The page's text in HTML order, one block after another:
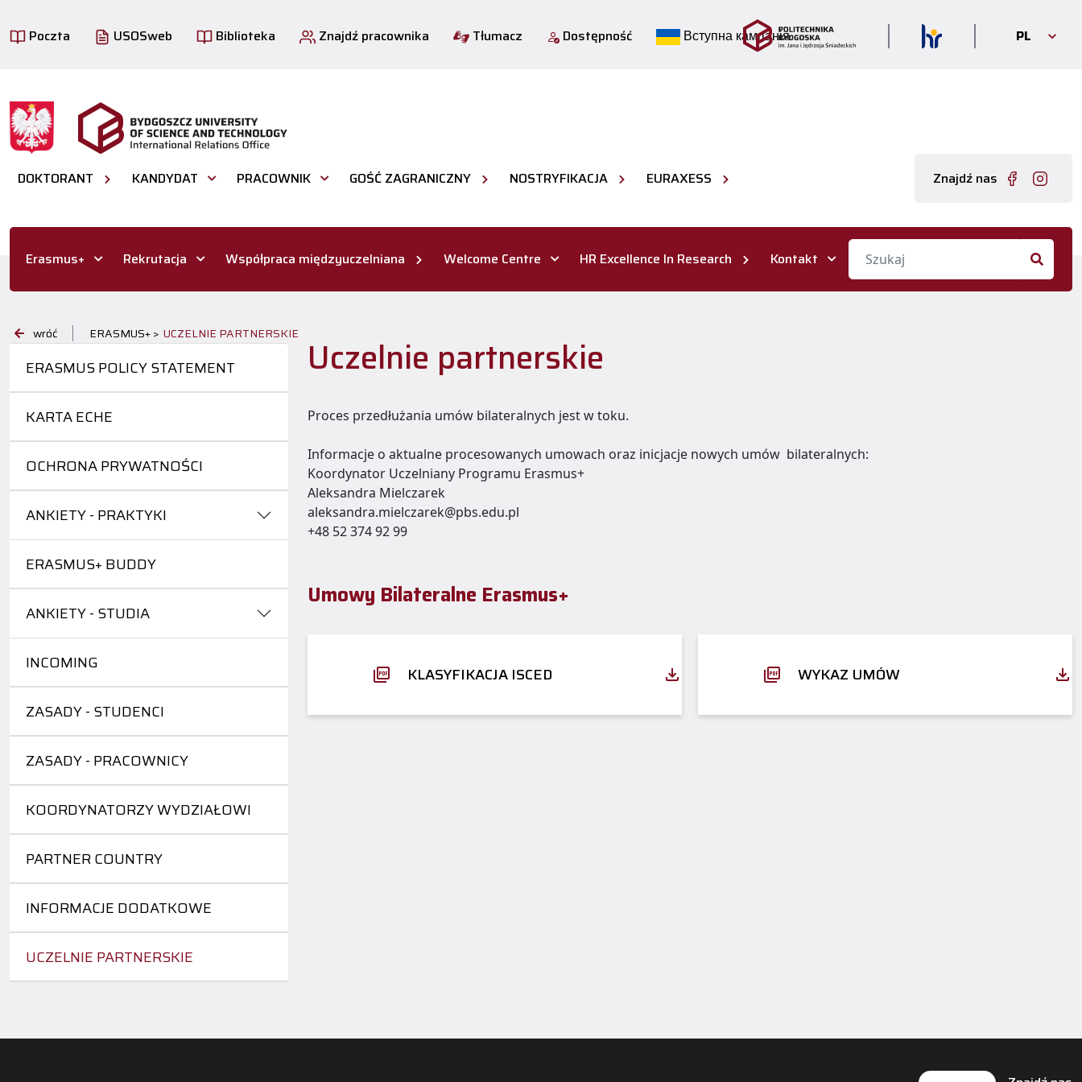
Poczta USOSweb Biblioteka Znajdź pracownika Tłumacz Dostępność Вступна кампанія PL
DOKTORANT KANDYDAT PRACOWNIK GOŚĆ ZAGRANICZNY NOSTRYFIKACJA EURAXESS Znajdź nas
Erasmus+ Rekrutacja Współpraca międzyuczelniana Welcome Centre HR Excellence In Research Kontakt
wróć ERASMUS+ > UCZELNIE PARTNERSKIE
ERASMUS POLICY STATEMENT
KARTA ECHE
OCHRONA PRYWATNOŚCI
ANKIETY - PRAKTYKI
ERASMUS+ BUDDY
ANKIETY - STUDIA
INCOMING
ZASADY - STUDENCI
ZASADY - PRACOWNICY
KOORDYNATORZY WYDZIAŁOWI
PARTNER COUNTRY
INFORMACJE DODATKOWE
UCZELNIE PARTNERSKIE
Uczelnie partnerskie
Proces przedłużania umów bilateralnych jest w toku.
Informacje o aktualne procesowanych umowach oraz inicjacje nowych umów bilateralnych:
Koordynator Uczelniany Programu Erasmus+
Aleksandra Mielczarek
aleksandra.mielczarek@pbs.edu.pl
+48 52 374 92 99
Umowy Bilateralne Erasmus+
KLASYFIKACJA ISCED WYKAZ UMÓW